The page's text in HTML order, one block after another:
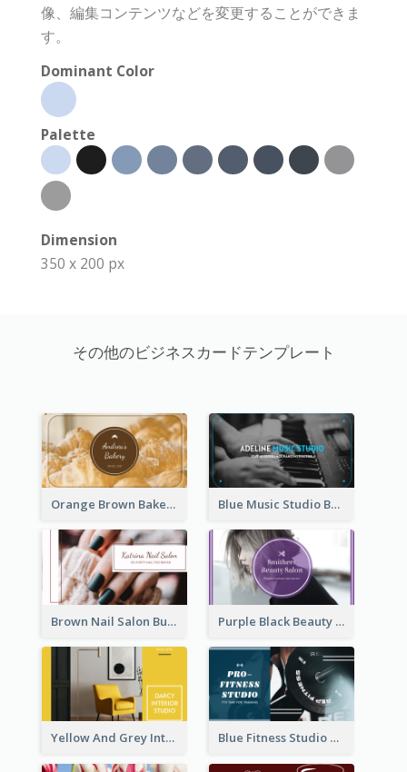
像、編集コンテンツなどを変更することができま
す。
Dominant Color
Palette
Dimension
350 x 200 px
その他のビジネスカードテンプレート
Orange Brown Bakery Business Card Blue Music Studio Business Card
Brown Nail Salon Business Card Purple Black Beauty Salon Business Card
Yellow And Grey Interior Studio Business Card Blue Fitness Studio Business Card